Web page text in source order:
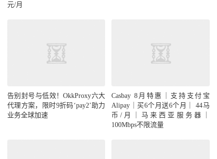
元/月
代理方案，限时9折码‘pay2’助力
业务全球加速
Casbay 8月特惠｜支持支付宝
Alipay｜买6个月送6个月｜ 44马
币/月｜马来西亚服务器｜
100Mbps不限流量